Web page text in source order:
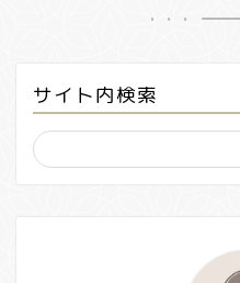
サイト内検索